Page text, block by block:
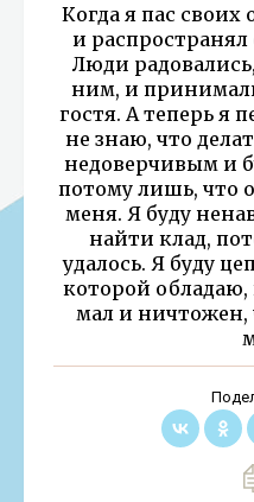
Когда я пас своих
и распространял
Люди
ним, и
гостя. А теперь я
не знаю, что
недоверчивым и
потому лишь, что
меня. Я буду
найти клад,
удалось. Я буду
которой
мал и ничтожен,